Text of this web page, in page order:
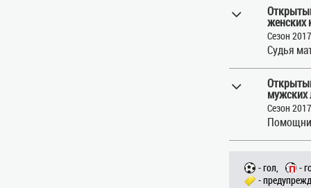
женских
Сезон
Судья
мужских
Сезон
- гол,
-
-